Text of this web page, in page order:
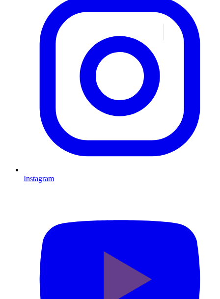
Instagram